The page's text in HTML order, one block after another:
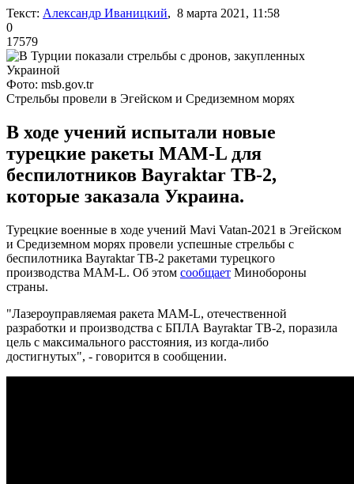
Текст: Александр Иваницкий, 8 марта 2021, 11:58
0
17579
Фото: msb.gov.tr
Стрельбы провели в Эгейском и Средиземном морях
В ходе учений испытали новые
турецкие ракеты MAM-L для
беспилотников Bayraktar TB-2,
которые заказала Украина.
Турецкие военные в ходе учений Mavi Vatan-2021 в Эгейском
и Средиземном морях провели успешные стрельбы с
беспилотника Bayraktar TB-2 ракетами турецкого
производства MAM-L. Об этом сообщает Минобороны
страны.
"Лазероуправляемая ракета MAM-L, отечественной
разработки и производства с БПЛА Bayraktar TB-2, поразила
цель с максимального расстояния, из когда-либо
достигнутых", - говорится в сообщении.